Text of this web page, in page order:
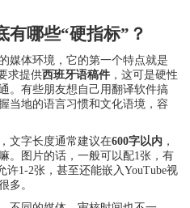
有哪些“硬指标”？
媒体环境，它的第一个特点就是
求提供西班牙语稿件 ，这可是硬性
。有些朋友想自己用翻译软件搞
当地的语言习惯和文化语境，容
文字长度通常建议在600字以内 ，
。图片的话，一般可以配1张，有
许1-2张，甚至还能嵌入YouTube视
多。